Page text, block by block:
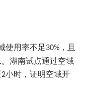
使用率不足30% ，且
湖南试点通过空域
2小时，证明空域开